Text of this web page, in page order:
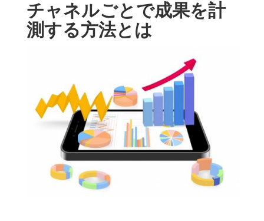
チャネルごとで成果を計
測する方法とは